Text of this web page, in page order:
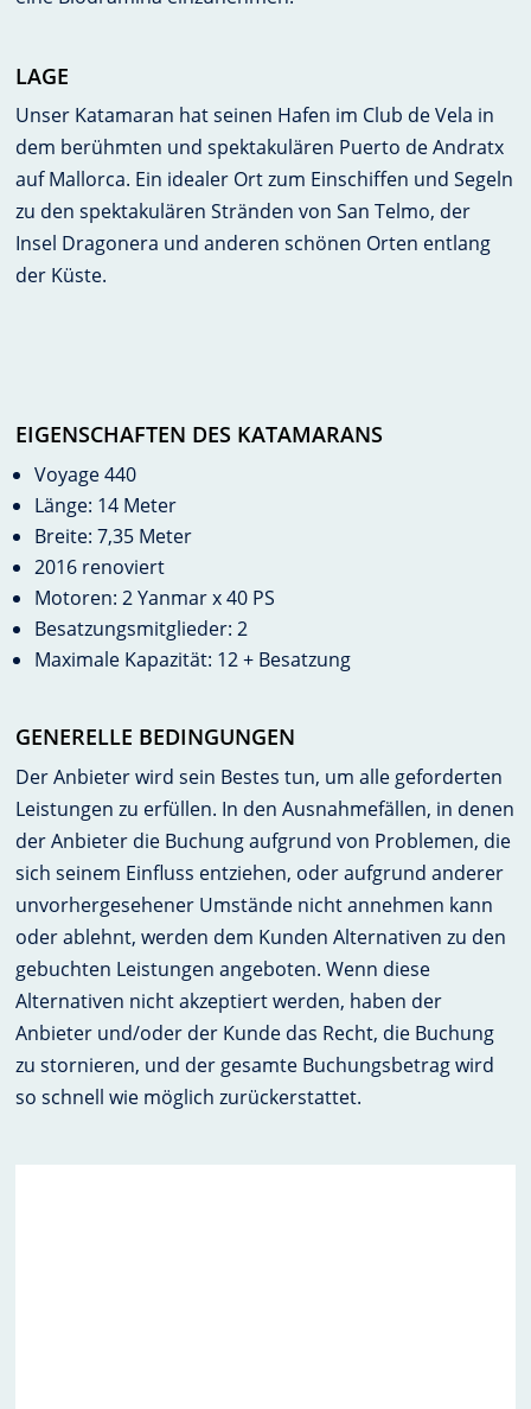
LAGE
Unser Katamaran hat seinen Hafen im Club de Vela in
dem berühmten und spektakulären Puerto de Andratx
auf Mallorca. Ein idealer Ort zum Einschiffen und Segeln
zu den spektakulären Stränden von San Telmo, der
Insel Dragonera und anderen schönen Orten entlang
der Küste.
EIGENSCHAFTEN DES KATAMARANS
Voyage 440
Länge: 14 Meter
Breite: 7,35 Meter
2016 renoviert
Motoren: 2 Yanmar x 40 PS
Besatzungsmitglieder: 2
Maximale Kapazität: 12 + Besatzung
GENERELLE BEDINGUNGEN
Der Anbieter wird sein Bestes tun, um alle geforderten
Leistungen zu erfüllen. In den Ausnahmefällen, in denen
der Anbieter die Buchung aufgrund von Problemen, die
sich seinem Einfluss entziehen, oder aufgrund anderer
unvorhergesehener Umstände nicht annehmen kann
oder ablehnt, werden dem Kunden Alternativen zu den
gebuchten Leistungen angeboten. Wenn diese
Alternativen nicht akzeptiert werden, haben der
Anbieter und/oder der Kunde das Recht, die Buchung
zu stornieren, und der gesamte Buchungsbetrag wird
so schnell wie möglich zurückerstattet.